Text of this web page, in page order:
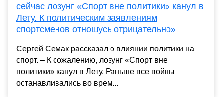
сейчас лозунг «Спорт вне политики» канул в
Лету. К политическим заявлениям
спортсменов отношусь отрицательно»
Сергей Семак рассказал о влиянии политики на
спорт. – К сожалению, лозунг «Спорт вне
политики» канул в Лету. Раньше все войны
останавливались во врем...